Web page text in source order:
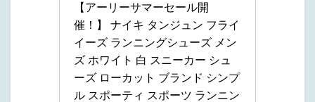
【アーリーサマーセール開
催！】 ナイキ タンジュン フライ
イーズ ランニングシューズ メン
ズ ホワイト 白 スニーカー シュ
ーズ ローカット ブランド シンプ
ル スポーティ スポーツ ランニン